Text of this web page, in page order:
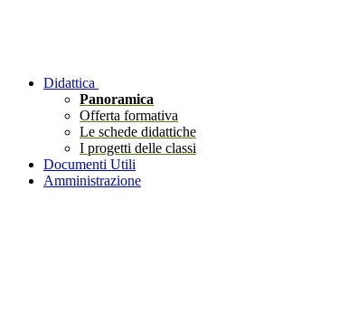
Didattica
Panoramica
Offerta formativa
Le schede didattiche
I progetti delle classi
Documenti Utili
Amministrazione